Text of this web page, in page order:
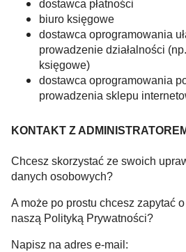
dostawca płatności
biuro księgowe
dostawca oprogramowania
prowadzenie działalności
księgowe)
dostawca oprogramowania
prowadzenia sklepu
KONTAKT Z
Chcesz skorzystać ze swoich
danych osobowych?
A może po prostu chcesz zapytać
naszą Polityką Prywatności?
Napisz na adres e-mail: